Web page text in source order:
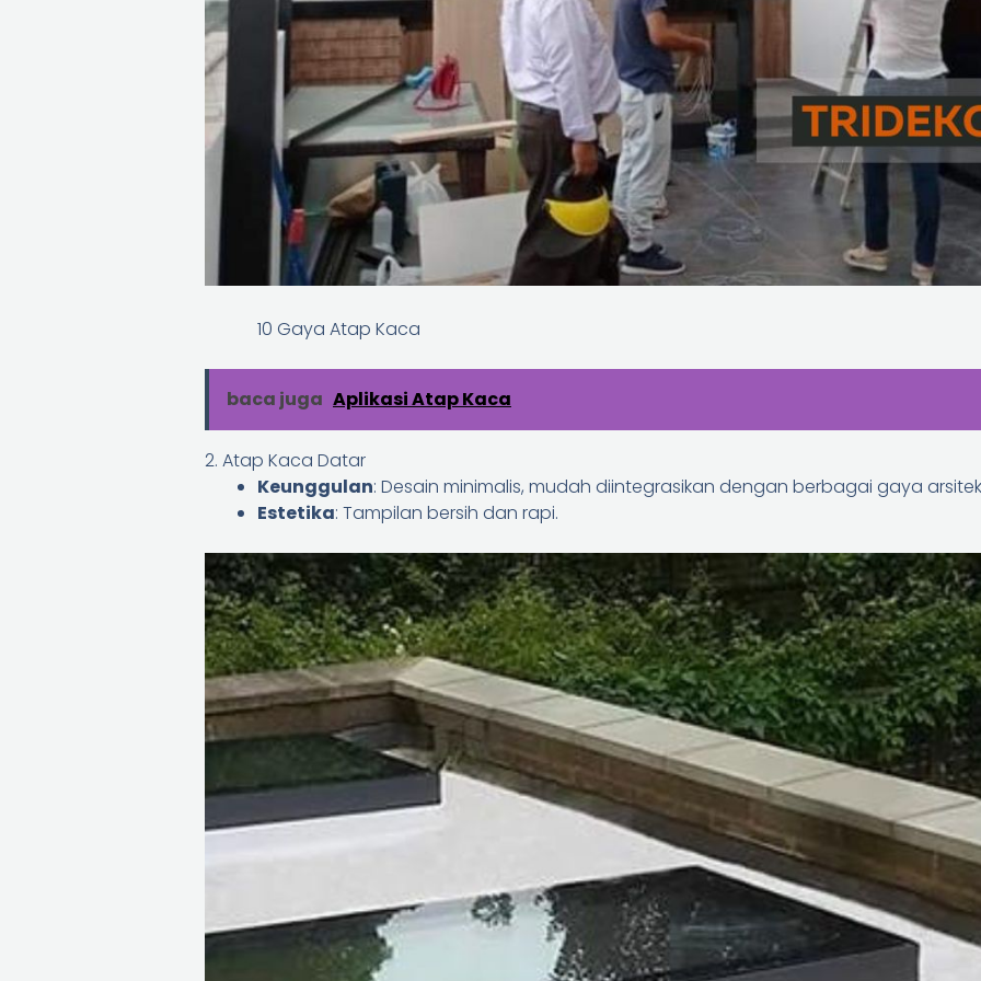
10 Gaya Atap Kaca
baca juga Aplikasi Atap Kaca
2. Atap Kaca Datar
Keunggulan: Desain minimalis, mudah diintegrasikan dengan berbagai gaya
Estetika: Tampilan bersih dan rapi.